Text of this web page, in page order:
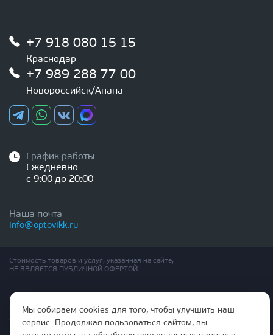
+7 918 080 15 15
Краснодар
+7 989 288 77 00
Новороссийск/Анапа
График работы
Ежедневно
с 9:00 до 20:00
Наша почта
info@optovikk.ru
Стоимость товаров и услуг, указанная на сайте,
НЕ ЯВЛЯЕТСЯ ПУБЛИЧНОЙ ОФЕРТОЙ
Правила эксплутации входных и межкомнатных дверей
Политика обработки персональных данных
Согласие на обработку персональных данных
Мы собираем cookies для того, чтобы улучшить наш
сервис. Продолжая пользоваться сайтом, вы